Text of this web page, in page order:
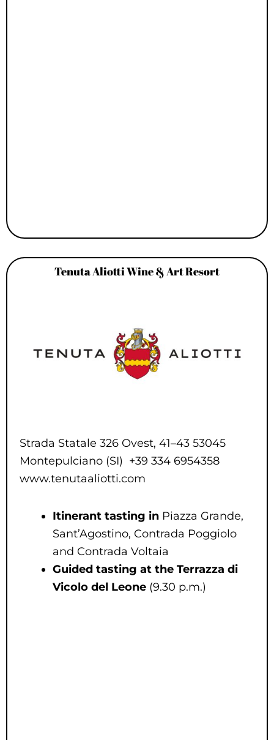
Tenuta Aliotti Wine & Art Resort
Strada Statale 326 Ovest, 41–43 53045
Montepulciano (SI) +39 334 6954358
www.tenutaaliotti.com
Itinerant tasting in Piazza Grande,
Sant’Agostino, Contrada Poggiolo
and Contrada Voltaia
Guided tasting at the Terrazza di
Vicolo del Leone (9.30 p.m.)